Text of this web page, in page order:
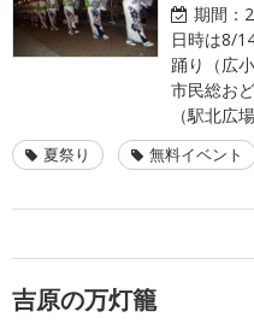
期間：
日時は8/
踊り（広
市民総お
（駅北広
夏祭り 無料イベント
吉原の万灯籠